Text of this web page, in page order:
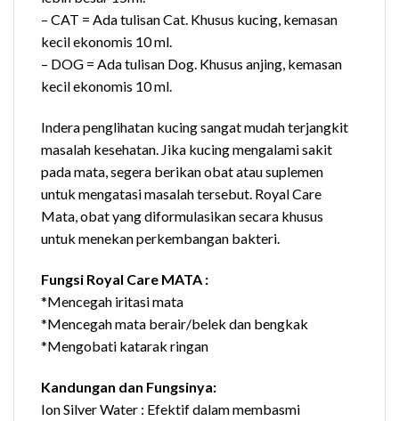
– CAT = Ada tulisan Cat. Khusus kucing, kemasan
kecil ekonomis 10 ml.
– DOG = Ada tulisan Dog. Khusus anjing, kemasan
kecil ekonomis 10 ml.
Indera penglihatan kucing sangat mudah terjangkit
masalah kesehatan. Jika kucing mengalami sakit
pada mata, segera berikan obat atau suplemen
untuk mengatasi masalah tersebut. Royal Care
Mata, obat yang diformulasikan secara khusus
untuk menekan perkembangan bakteri.
Fungsi Royal Care MATA :
*Mencegah iritasi mata
*Mencegah mata berair/belek dan bengkak
*Mengobati katarak ringan
Kandungan dan Fungsinya:
Ion Silver Water : Efektif dalam membasmi